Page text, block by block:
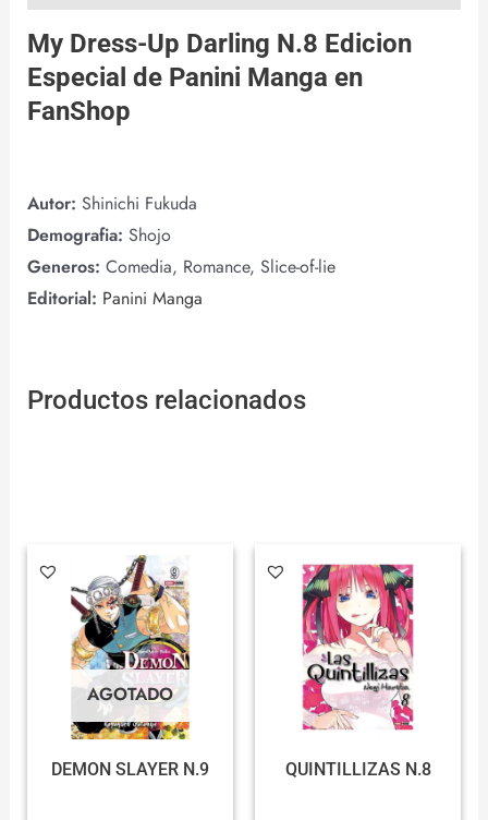
My Dress-Up Darling N.8 Edicion
Especial de Panini Manga en
FanShop
Autor: Shinichi Fukuda
Demografia: Shojo
Generos: Comedia, Romance, Slice-of-lie
Editorial: Panini Manga
Productos relacionados
AGOTADO
DEMON SLAYER N.9 QUINTILLIZAS N.8